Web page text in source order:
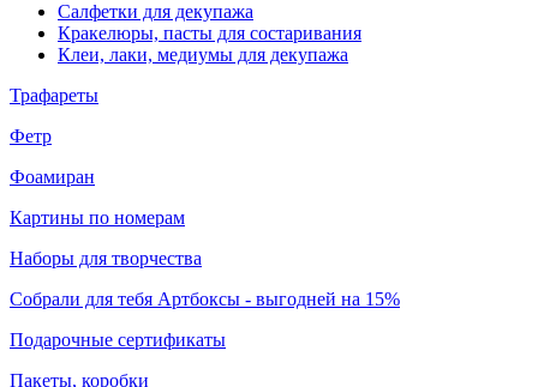
Салфетки для декупажа
Кракелюры, пасты для состаривания
Клеи, лаки, медиумы для декупажа
Трафареты
Фетр
Фоамиран
Картины по номерам
Наборы для творчества
Собрали для тебя Артбоксы - выгодней на 15%
Подарочные сертификаты
Пакеты, коробки